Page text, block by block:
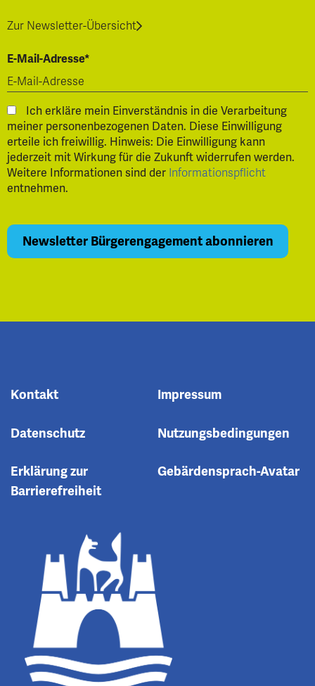
Zur Newsletter-Übersicht
E-Mail-Adresse*
Ich erkläre mein Einverständnis in die Verarbeitung
meiner personenbezogenen Daten. Diese Einwilligung
erteile ich freiwillig. Hinweis: Die Einwilligung kann
jederzeit mit Wirkung für die Zukunft widerrufen werden.
Weitere Informationen sind der Informationspflicht
entnehmen.
Kontakt Impressum
Datenschutz Nutzungsbedingungen
Erklärung zur
Barrierefreiheit
Gebärdensprach-Avatar